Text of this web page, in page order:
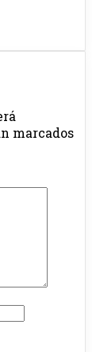
marcados